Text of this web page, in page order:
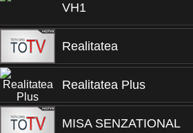
VH1
Realitatea
Realitatea Plus
MISA SENZATIONAL